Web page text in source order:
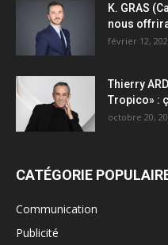
K. GRAS
nous
février 12,
Thierry
Tropico» :
octobre 20,
CATÉGORIE
Communication
Publicité